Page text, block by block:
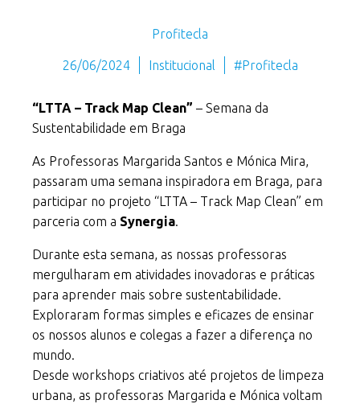
Profitecla
26/06/2024 Institucional #Profitecla
“LTTA – Track Map Clean” – Semana da
Sustentabilidade em Braga
As Professoras Margarida Santos e Mónica Mira,
passaram uma semana inspiradora em Braga, para
participar no projeto “LTTA – Track Map Clean” em
parceria com a Synergia.
Durante esta semana, as nossas professoras
mergulharam em atividades inovadoras e práticas
para aprender mais sobre sustentabilidade.
Exploraram formas simples e eficazes de ensinar
os nossos alunos e colegas a fazer a diferença no
mundo.
Desde workshops criativos até projetos de limpeza
urbana, as professoras Margarida e Mónica voltam